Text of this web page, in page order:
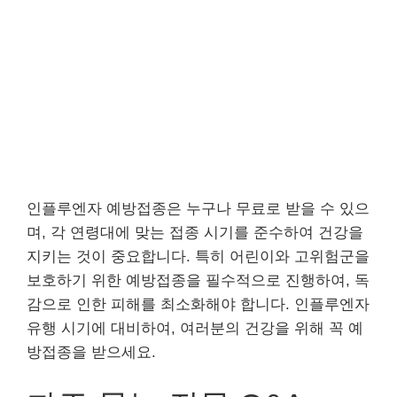
인플루엔자 예방접종은 누구나 무료로 받을 수 있으
며, 각 연령대에 맞는 접종 시기를 준수하여 건강을
지키는 것이 중요합니다. 특히 어린이와 고위험군을
보호하기 위한 예방접종을 필수적으로 진행하여, 독
감으로 인한 피해를 최소화해야 합니다. 인플루엔자
유행 시기에 대비하여, 여러분의 건강을 위해 꼭 예
방접종을 받으세요.